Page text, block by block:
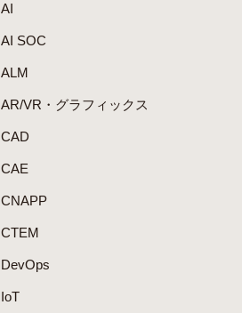
AI
AI SOC
ALM
AR/VR・グラフィックス
CAD
CAE
CNAPP
CTEM
DevOps
IoT